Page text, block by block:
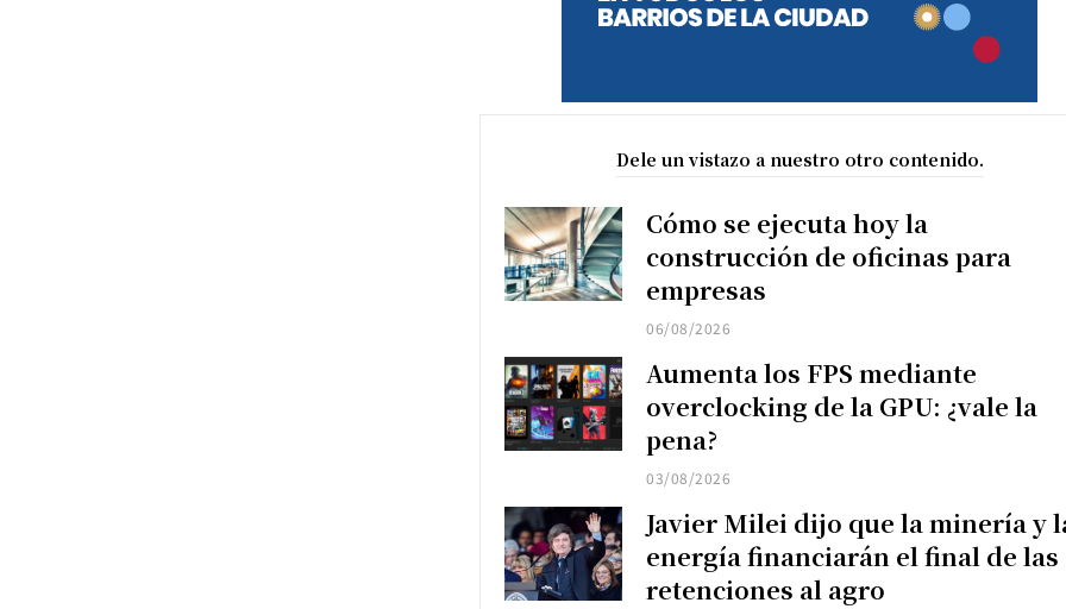
Dele un vistazo a nuestro otro contenido.
Cómo se ejecuta hoy la
construcción de oficinas para
empresas
06/08/2026
Aumenta los FPS mediante
overclocking de la GPU: ¿vale la
pena?
03/08/2026
Javier Milei dijo que la minería y
energía financiarán el final de las
retenciones al agro